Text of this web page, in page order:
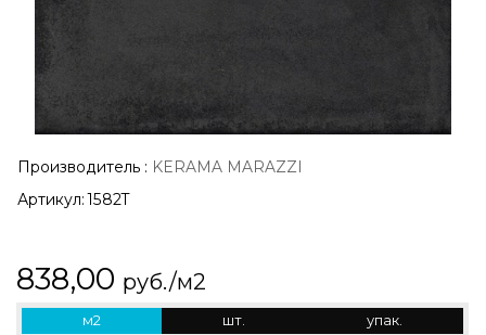
Производитель : KERAMA MARAZZI
Артикул: 1582T
838,00 руб./м2
м2 шт. упак.